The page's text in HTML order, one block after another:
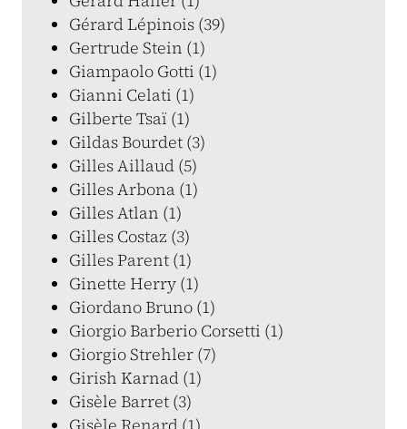
Gérard Lépinois (39)
Gertrude Stein (1)
Giampaolo Gotti (1)
Gianni Celati (1)
Gilberte Tsaï (1)
Gildas Bourdet (3)
Gilles Aillaud (5)
Gilles Arbona (1)
Gilles Atlan (1)
Gilles Costaz (3)
Gilles Parent (1)
Ginette Herry (1)
Giordano Bruno (1)
Giorgio Barberio Corsetti (1)
Giorgio Strehler (7)
Girish Karnad (1)
Gisèle Barret (3)